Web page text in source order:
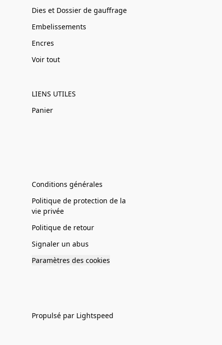
Dies et Dossier de gauffrage
Embelissements
Encres
Voir tout
LIENS UTILES
Panier
Conditions générales
Politique de protection de la
vie privée
Politique de retour
Signaler un abus
Paramètres des cookies
Propulsé par Lightspeed